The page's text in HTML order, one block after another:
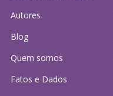
Autores
Blog
Quem somos
Fatos e Dados